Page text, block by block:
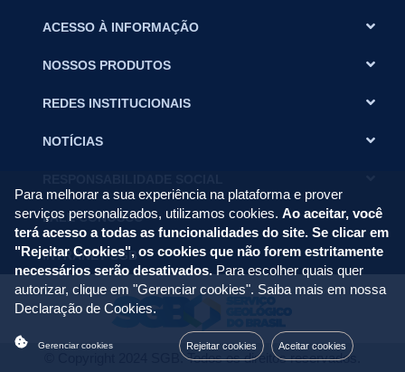
ACESSO À INFORMAÇÃO
NOSSOS PRODUTOS
REDES INSTITUCIONAIS
NOTÍCIAS
FALE CONOSCO
INTRANET SGB
© Copyright 2024 SGB. Todos os direitos reservados.
Para melhorar a sua experiência na plataforma e prover
serviços personalizados, utilizamos cookies. Ao aceitar, você
terá acesso a todas as funcionalidades do site. Se clicar em
"Rejeitar Cookies", os cookies que não forem estritamente
necessários serão desativados. Para escolher quais quer
autorizar, clique em "Gerenciar cookies". Saiba mais em nossa
Declaração de Cookies.
Gerenciar cookies Rejeitar cookies Aceitar cookies